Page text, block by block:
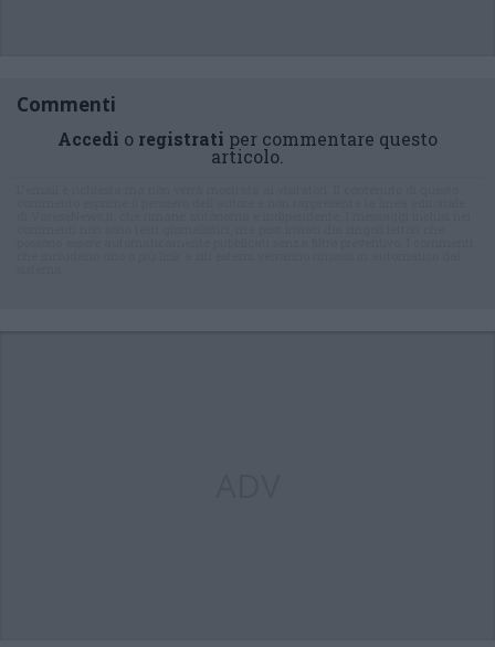
Commenti
Accedi o registrati per commentare questo
articolo.